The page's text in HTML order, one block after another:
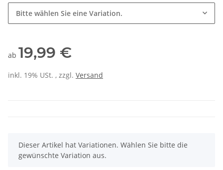
Bitte wählen Sie eine Variation.
ab 19,99 €
inkl. 19% USt. , zzgl. Versand
x
Dieser Artikel hat Variationen. Wählen Sie bitte die
gewünschte Variation aus.